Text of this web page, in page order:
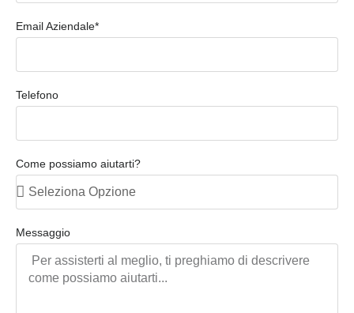
Email Aziendale*
Telefono
Come possiamo aiutarti?
Messaggio